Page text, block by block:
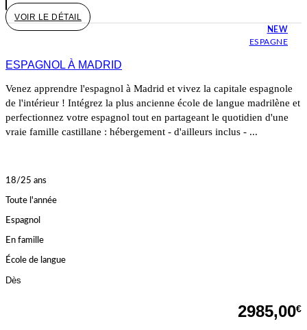
VOIR LE DÉTAIL
NEW
ESPAGNE
ESPAGNOL À MADRID
Venez apprendre l'espagnol à Madrid et vivez la capitale espagnole
de l'intérieur ! Intégrez la plus ancienne école de langue madrilène et
perfectionnez votre espagnol tout en partageant le quotidien d'une
vraie famille castillane : hébergement - d'ailleurs inclus - ...
18/25 ans
Toute l'année
Espagnol
En famille
École de langue
Dès
2985,00€